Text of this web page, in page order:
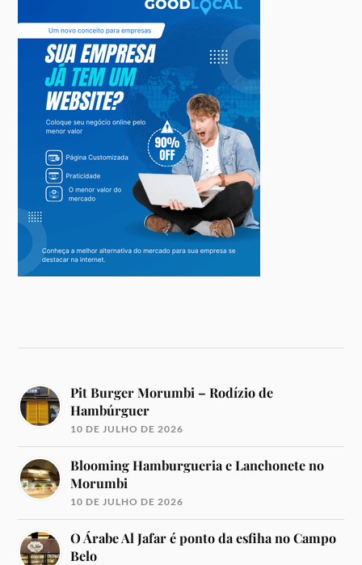
Pit Burger Morumbi – Rodízio de
Hambúrguer
10 DE JULHO DE 2026
Blooming Hamburgueria e Lanchonete no
Morumbi
10 DE JULHO DE 2026
O Árabe Al Jafar é ponto da esfiha no Campo
Belo